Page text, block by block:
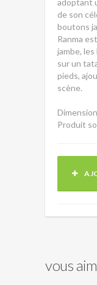
de son
boutons
Ranma
jambe,
sur un
pieds,
scène.
Produit
vous